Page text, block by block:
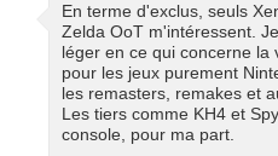
En terme d'exclus, seuls
Zelda OoT m'intéressent.
léger en ce qui concerne la
pour les jeux purement
les remasters, remakes et
Les tiers comme KH4 et
console, pour ma part.